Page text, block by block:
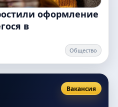
оформление
в
Общество
Вакансия